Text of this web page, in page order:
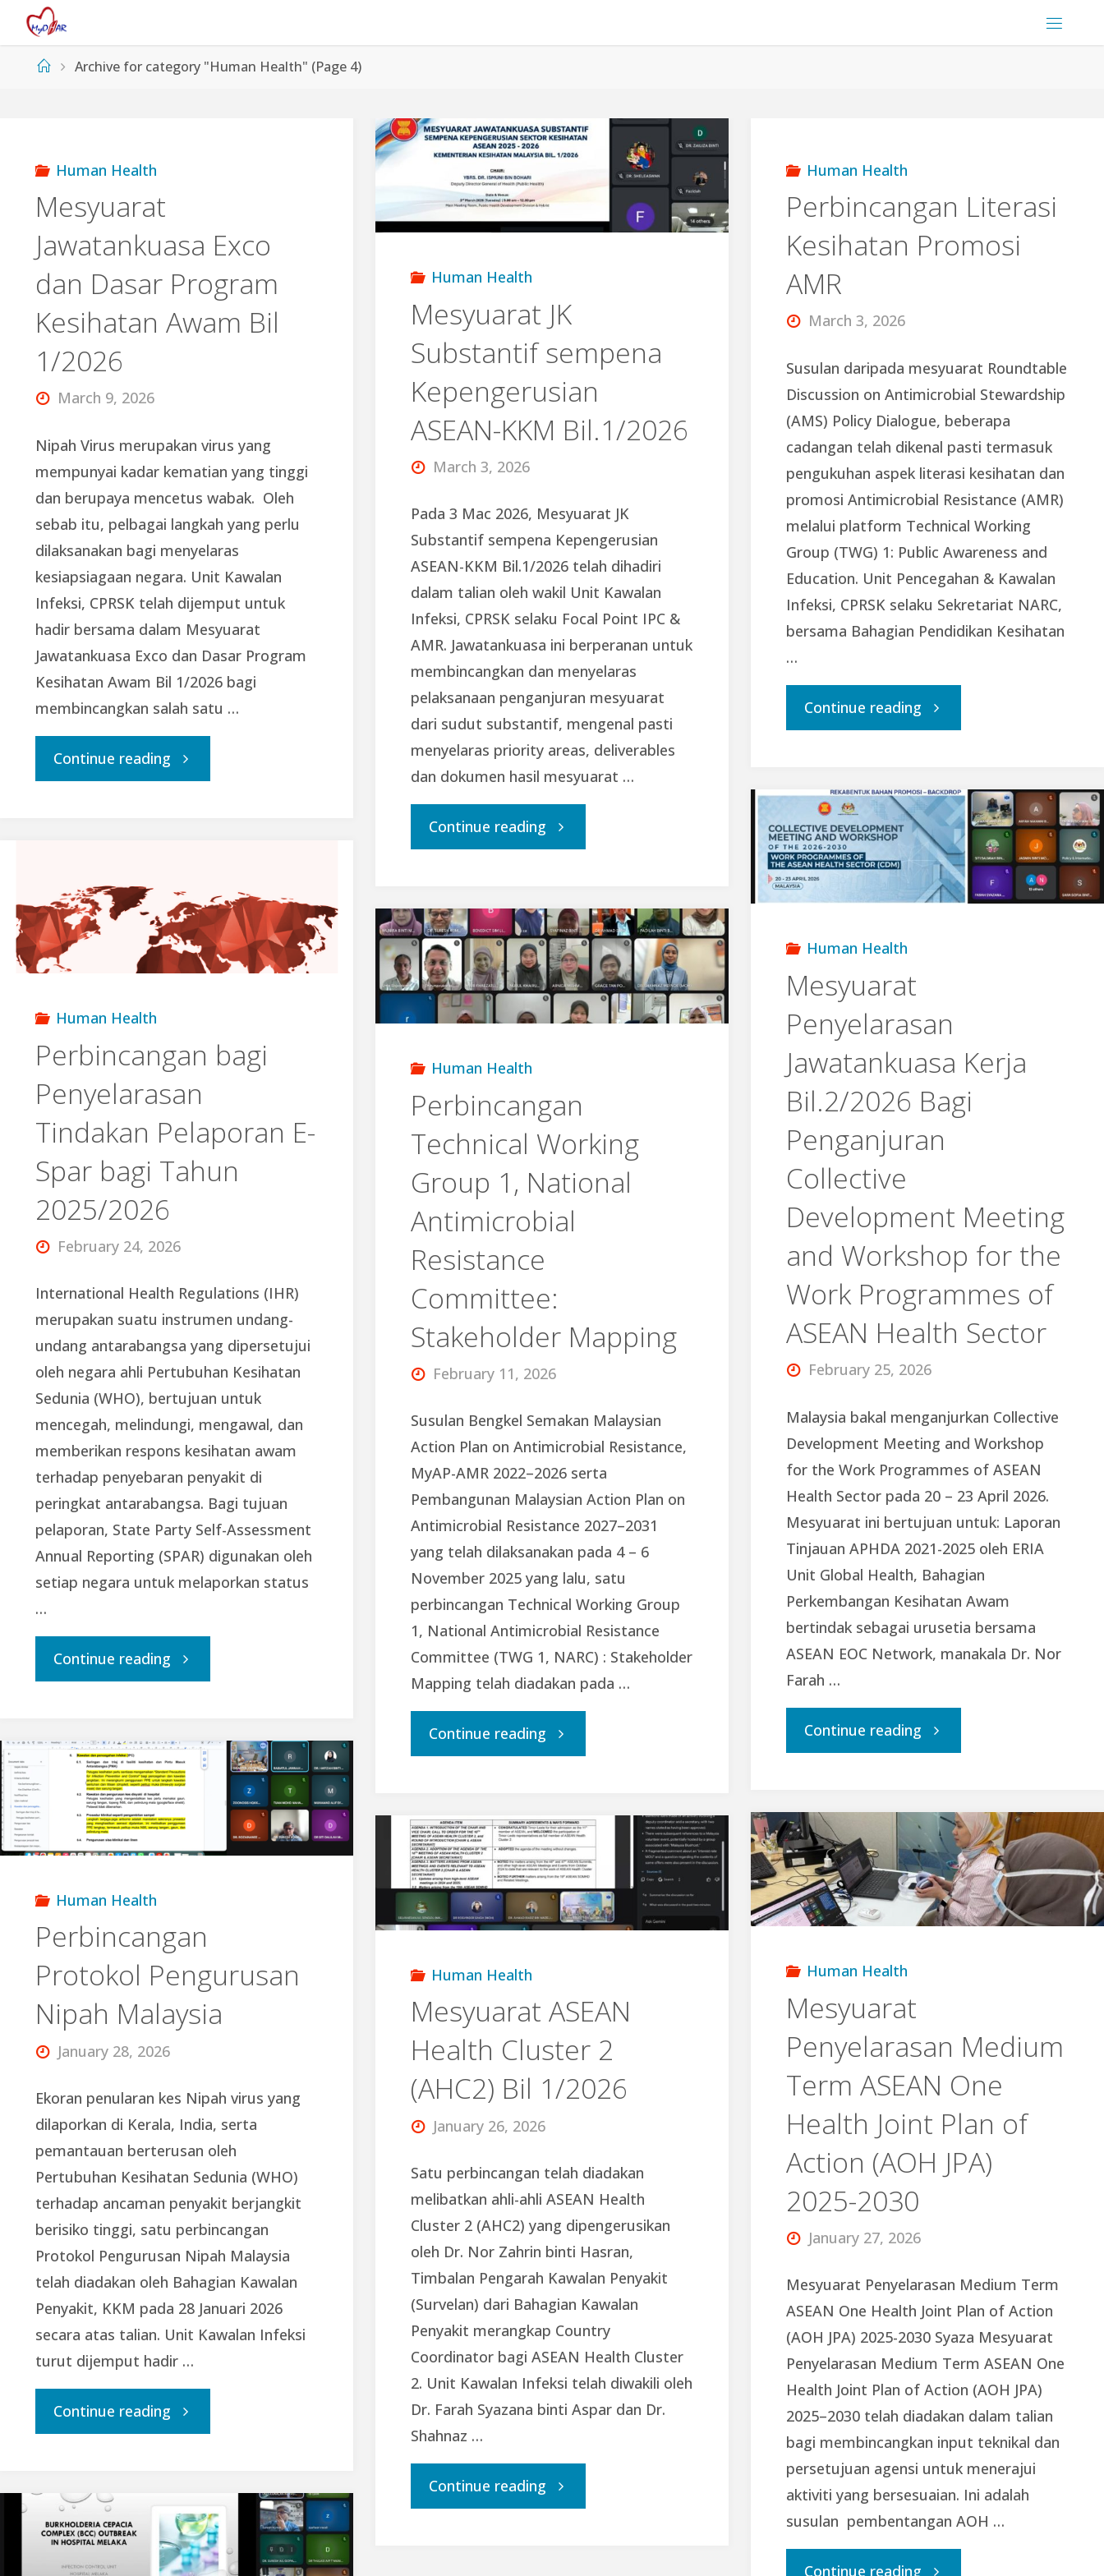
contentHomeArchive for category "Human Health" (Page 4)
Human Health
Mesyuarat
Jawatankuasa Exco
dan Dasar Program
Kesihatan Awam Bil
1/2026
March 9, 2026
Nipah Virus merupakan virus yang
mempunyai kadar kematian yang tinggi
dan berupaya mencetus wabak. Oleh
sebab itu, pelbagai langkah yang perlu
dilaksanakan bagi menyelaras
kesiapsiagaan negara. Unit Kawalan
Infeksi, CPRSK telah dijemput untuk
hadir bersama dalam Mesyuarat
Jawatankuasa Exco dan Dasar Program
Kesihatan Awam Bil 1/2026 bagi
membincangkan salah satu …
Continue reading"Mesyuarat
dan
Dasar
Program
Awam
1/2026"
Human Health
Mesyuarat JK
Substantif sempena
Kepengerusian
ASEAN-KKM Bil.1/2026
March 3, 2026
Pada 3 Mac 2026, Mesyuarat JK
Substantif sempena Kepengerusian
ASEAN-KKM Bil.1/2026 telah dihadiri
dalam talian oleh wakil Unit Kawalan
Infeksi, CPRSK selaku Focal Point IPC &
AMR. Jawatankuasa ini berperanan untuk
membincangkan dan menyelaras
pelaksanaan penganjuran mesyuarat
dari sudut substantif, mengenal pasti
menyelaras priority areas, deliverables
dan dokumen hasil mesyuarat …
Continue reading"Mesyuarat
Substantif
sempena
Kepengerusian
Bil.1/2026"
Human Health
Perbincangan Literasi
Kesihatan Promosi
AMR
March 3, 2026
Susulan daripada mesyuarat Roundtable
Discussion on Antimicrobial Stewardship
(AMS) Policy Dialogue, beberapa
cadangan telah dikenal pasti termasuk
pengukuhan aspek literasi kesihatan dan
promosi Antimicrobial Resistance (AMR)
melalui platform Technical Working
Group (TWG) 1: Public Awareness and
Education. Unit Pencegahan & Kawalan
Infeksi, CPRSK selaku Sekretariat NARC,
bersama Bahagian Pendidikan Kesihatan
…
Continue reading"Perbincangan
Kesihatan
Promosi
AMR"
Human Health
Mesyuarat
Penyelarasan
Jawatankuasa Kerja
Bil.2/2026 Bagi
Penganjuran
Collective
Development Meeting
and Workshop for the
Work Programmes of
ASEAN Health Sector
February 25, 2026
Malaysia bakal menganjurkan Collective
Development Meeting and Workshop
for the Work Programmes of ASEAN
Health Sector pada 20 – 23 April 2026.
Mesyuarat ini bertujuan untuk: Laporan
Tinjauan APHDA 2021-2025 oleh ERIA
Unit Global Health, Bahagian
Perkembangan Kesihatan Awam
bertindak sebagai urusetia bersama
ASEAN EOC Network, manakala Dr. Nor
Farah …
Continue reading"Mesyuarat
Jawatankuasa
Kerja
Bil.2/2026
Collective
Development
Meeting
and
the
Work
Programmes
of
Health
Sector"
Human Health
Perbincangan bagi
Penyelarasan
Tindakan Pelaporan E-
Spar bagi Tahun
2025/2026
February 24, 2026
International Health Regulations (IHR)
merupakan suatu instrumen undang-
undang antarabangsa yang dipersetujui
oleh negara ahli Pertubuhan Kesihatan
Sedunia (WHO), bertujuan untuk
mencegah, melindungi, mengawal, dan
memberikan respons kesihatan awam
terhadap penyebaran penyakit di
peringkat antarabangsa. Bagi tujuan
pelaporan, State Party Self-Assessment
Annual Reporting (SPAR) digunakan oleh
setiap negara untuk melaporkan status
…
Continue reading"Perbincangan
Penyelarasan
Tindakan
Pelaporan
bagi
Tahun
2025/2026"
Human Health
Perbincangan
Technical Working
Group 1, National
Antimicrobial
Resistance
Committee:
Stakeholder Mapping
February 11, 2026
Susulan Bengkel Semakan Malaysian
Action Plan on Antimicrobial Resistance,
MyAP-AMR 2022–2026 serta
Pembangunan Malaysian Action Plan on
Antimicrobial Resistance 2027–2031
yang telah dilaksanakan pada 4 – 6
November 2025 yang lalu, satu
perbincangan Technical Working Group
1, National Antimicrobial Resistance
Committee (TWG 1, NARC) : Stakeholder
Mapping telah diadakan pada …
Continue reading"Perbincangan
Working
Group
Antimicrobial
Resistance
Committee:
Stakeholder
Mapping"
Human Health
Perbincangan
Protokol Pengurusan
Nipah Malaysia
January 28, 2026
Ekoran penularan kes Nipah virus yang
dilaporkan di Kerala, India, serta
pemantauan berterusan oleh
Pertubuhan Kesihatan Sedunia (WHO)
terhadap ancaman penyakit berjangkit
berisiko tinggi, satu perbincangan
Protokol Pengurusan Nipah Malaysia
telah diadakan oleh Bahagian Kawalan
Penyakit, KKM pada 28 Januari 2026
secara atas talian. Unit Kawalan Infeksi
turut dijemput hadir …
Continue reading"Perbincangan
Pengurusan
Nipah
Human Health
Mesyuarat
Penyelarasan Medium
Term ASEAN One
Health Joint Plan of
Action (AOH JPA)
2025-2030
January 27, 2026
Mesyuarat Penyelarasan Medium Term
ASEAN One Health Joint Plan of Action
(AOH JPA) 2025-2030 Syaza Mesyuarat
Penyelarasan Medium Term ASEAN One
Health Joint Plan of Action (AOH JPA)
2025–2030 telah diadakan dalam talian
bagi membincangkan input teknikal dan
persetujuan agensi untuk menerajui
aktiviti yang bersesuaian. Ini adalah
susulan pembentangan AOH …
Continue reading"Mesyuarat
Human Health
Mesyuarat ASEAN
Health Cluster 2
(AHC2) Bil 1/2026
January 26, 2026
Satu perbincangan telah diadakan
melibatkan ahli-ahli ASEAN Health
Cluster 2 (AHC2) yang dipengerusikan
oleh Dr. Nor Zahrin binti Hasran,
Timbalan Pengarah Kawalan Penyakit
(Survelan) dari Bahagian Kawalan
Penyakit merangkap Country
Coordinator bagi ASEAN Health Cluster
2. Unit Kawalan Infeksi telah diwakili oleh
Dr. Farah Syazana binti Aspar dan Dr.
Shahnaz …
Continue reading"Mesyuarat